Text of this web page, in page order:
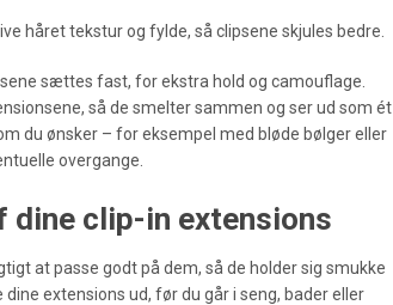
håret tekstur og fylde, så clipsene skjules bedre.
sættes fast, for ekstra hold og camouflage.
så de smelter sammen og ser ud som ét
du ønsker – for eksempel med bløde bølger eller
overgange.
dine clip-in extensions
at passe godt på dem, så de holder sig smukke
extensions ud, før du går i seng, bader eller